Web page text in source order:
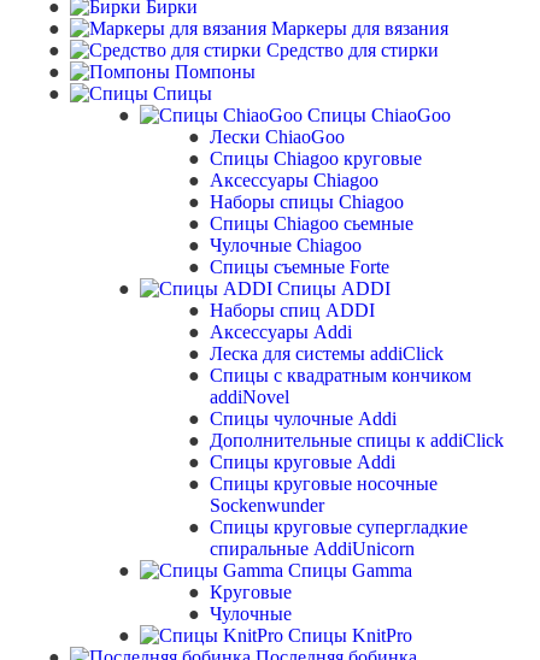
Бирки
Маркеры для вязания
Средство для стирки
Помпоны
Спицы
Спицы ChiaoGoo
Лески ChiaoGoo
Cпицы Сhiagoo круговые
Аксессуары Chiagoo
Наборы спицы Chiagoo
Спицы Chiagoo сьемные
Чулочные Chiagoo
Спицы съемные Forte
Спицы ADDI
Наборы спиц ADDI
Аксессуары Addi
Леска для системы addiClick
Спицы с квадратным кончиком
addiNovel
Спицы чулочные Addi
Дополнительные спицы к addiClick
Спицы круговые Addi
Спицы круговые носочные
Sockenwunder
Спицы круговые супергладкие
спиральные AddiUnicorn
Спицы Gamma
Круговые
Чулочные
Спицы KnitPro